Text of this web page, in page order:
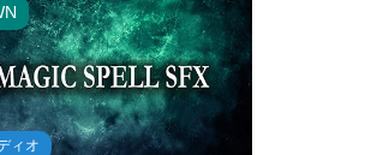
ィオ